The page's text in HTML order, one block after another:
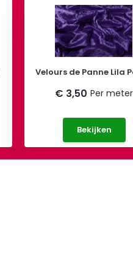
Velours de Panne Lila
€ 3,50 Per meter
Bekijken